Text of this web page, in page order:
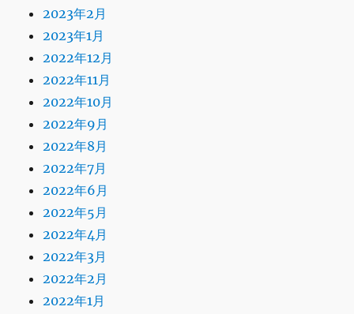
2023年2月
2023年1月
2022年12月
2022年11月
2022年10月
2022年9月
2022年8月
2022年7月
2022年6月
2022年5月
2022年4月
2022年3月
2022年2月
2022年1月